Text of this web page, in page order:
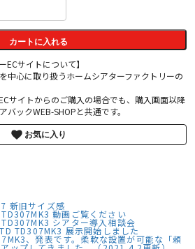
カートに入れる
ECサイトについて】
中心に取り扱うホームシアターファクトリーの
サイトからのご購入の場合でも、購入画面以降
ックWEB-SHOPと共通です。
お気に入り
新旧サイズ感
TD307MK3 動画ご覧ください
TD307MK3 シアター導入相談会
TD307MK3 展示開始しました
、発表です。柔軟な設置が可能な「頼